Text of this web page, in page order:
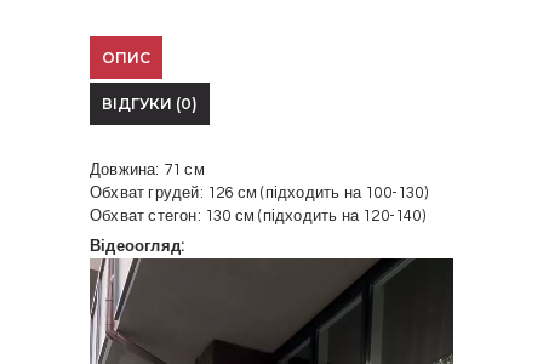
ОПИС
ВІДГУКИ (0)
Довжина: 71 см
Обхват грудей: 126 см (підходить на 100-130)
Обхват стегон: 130 см (підходить на 120-140)
Відеоогляд:
Відеопрогравач